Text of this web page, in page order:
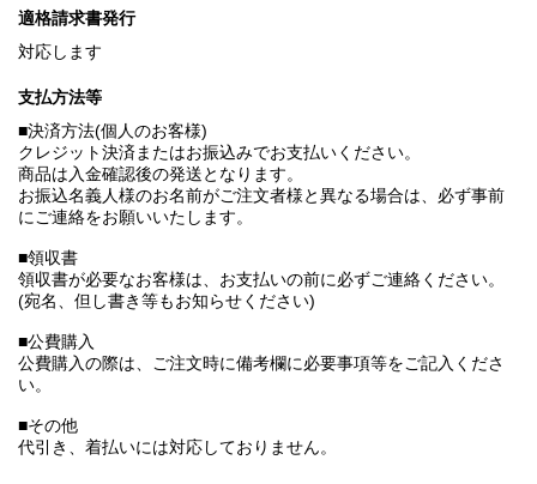
適格請求書発行
対応します
支払方法等
■決済方法(個人のお客様)
クレジット決済またはお振込みでお支払いください。
商品は入金確認後の発送となります。
お振込名義人様のお名前がご注文者様と異なる場合は、必ず事前
にご連絡をお願いいたします。
■領収書
領収書が必要なお客様は、お支払いの前に必ずご連絡ください。
(宛名、但し書き等もお知らせください)
■公費購入
公費購入の際は、ご注文時に備考欄に必要事項等をご記入くださ
い。
■その他
代引き、着払いには対応しておりません。